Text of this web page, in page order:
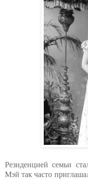
Резиденцией семьи
Мэй так часто